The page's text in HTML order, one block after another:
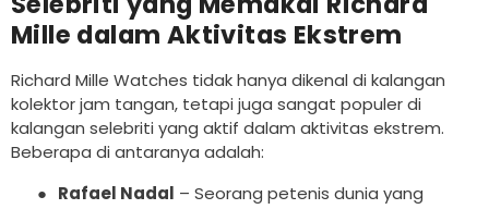
Mille dalam Aktivitas Ekstrem
Richard Mille Watches tidak hanya dikenal di kalangan
kolektor jam tangan, tetapi juga sangat populer di
kalangan selebriti yang aktif dalam aktivitas ekstrem.
Beberapa di antaranya adalah:
● Rafael Nadal – Seorang petenis dunia yang